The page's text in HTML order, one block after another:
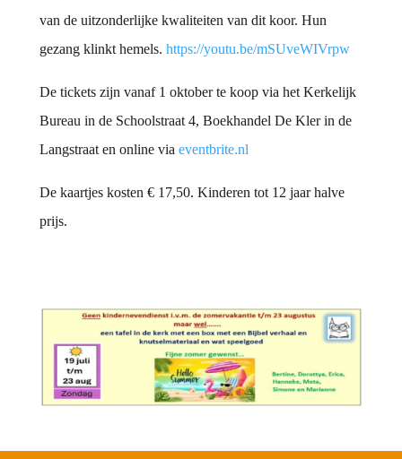
van de uitzonderlijke kwaliteiten van dit koor. Hun
gezang klinkt hemels. https://youtu.be/mSUveWIVrpw
De tickets zijn vanaf 1 oktober te koop via het Kerkelijk
Bureau in de Schoolstraat 4, Boekhandel De Kler in de
Langstraat en online via eventbrite.nl
De kaartjes kosten € 17,50. Kinderen tot 12 jaar halve
prijs.